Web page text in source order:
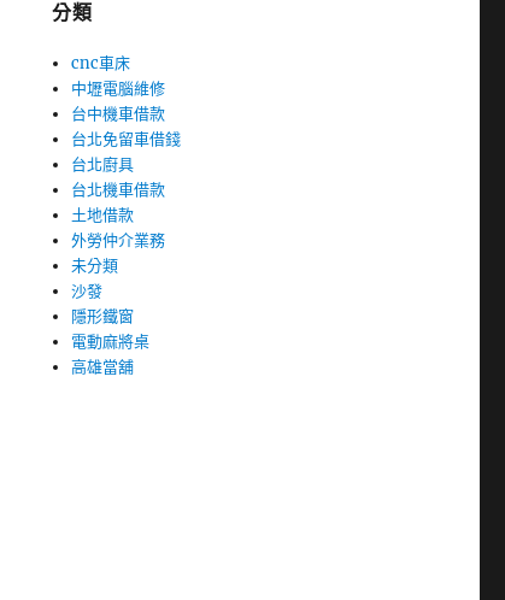
分類
cnc車床
中壢電腦維修
台中機車借款
台北免留車借錢
台北廚具
台北機車借款
土地借款
外勞仲介業務
未分類
沙發
隱形鐵窗
電動麻將桌
高雄當舖